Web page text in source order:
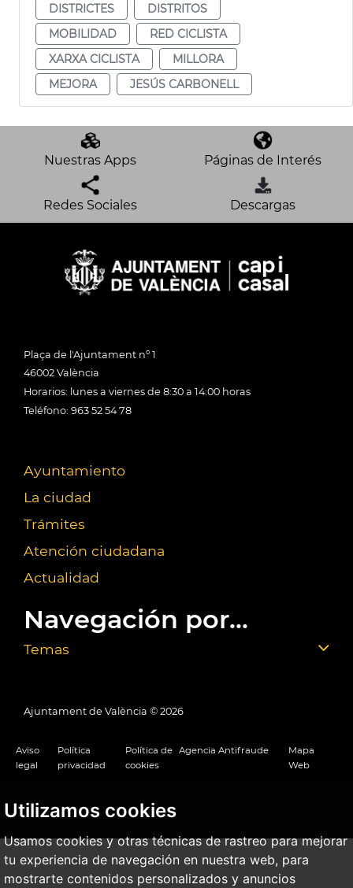
Utilizamos cookies
Usamos cookies y otras técnicas de rastreo para mejorar
tu experiencia de navegación en nuestra web, para
mostrarte contenidos personalizados y anuncios
DISTRICTES
DISTRITOS
MOBILIDAD
RED CICLISTA
XARXA CICLISTA
MILLORA
MEJORA
JESÚS CARBONELL
Nuestras Apps Páginas de Interés
Redes Sociales Descargas
Plaça de l'Ajuntament nº 1
46002 València
Horarios: lunes a viernes de 8:30 a 14:00 horas
Teléfono: 963 52 54 78
Ayuntamiento
La ciudad
Trámites
Atención ciudadana
Actualidad
Navegación por...
Temas
Ajuntament de València © 2026
Aviso
legal
Política
privacidad
Política de
cookies
Agencia Antifraude
Mapa
Web